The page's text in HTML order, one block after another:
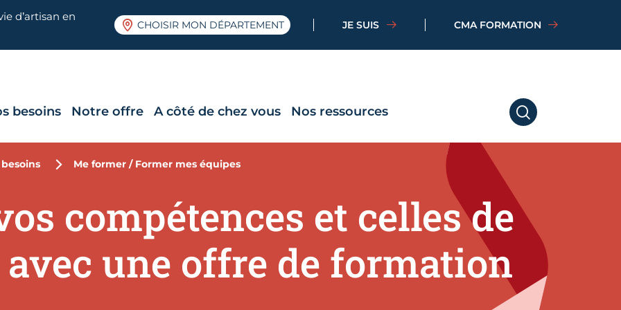
d’artisan en
CHOISIR MON DÉPARTEMENT JE SUIS CMA FORMATION
RECHERCHER
besoins Notre offre A côté de chez vous Nos ressources
besoins Me former / Former mes équipes
compétences et celles de
une offre de formation